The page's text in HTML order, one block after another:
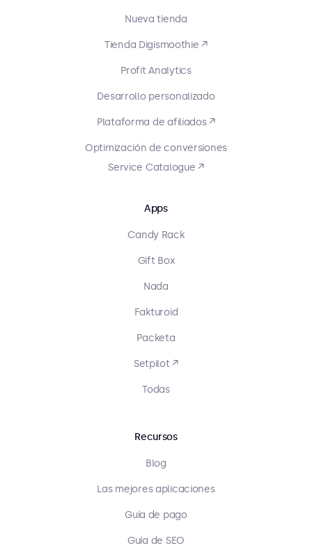
Nueva tienda
Tienda Digismoothie ↗
Profit Analytics
Desarrollo personalizado
Plataforma de afiliados ↗
Optimización de conversiones
Service Catalogue ↗
Apps
Candy Rack
Gift Box
Nada
Fakturoid
Packeta
Setpilot ↗
Todas
Recursos
Blog
Las mejores aplicaciones
Guía de pago
Guía de SEO